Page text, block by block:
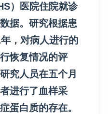
）医院住院就诊
据。 研究根据患
，对病人进行的
恢复情况的评
究人员在五个月
进行了血样采
蛋白质的存在。